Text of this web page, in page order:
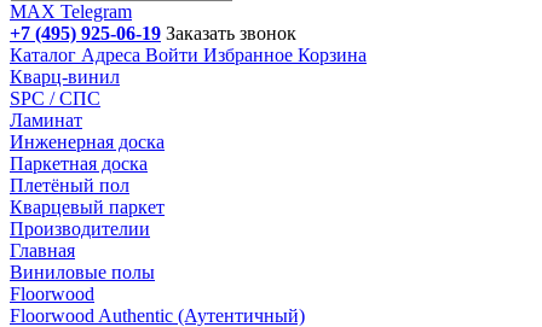
MAX Telegram
+7 (495) 925-06-19 Заказать звонок
Каталог Адреса Войти Избранное Корзина
Кварц-винил
SPC / СПС
Ламинат
Инженерная доска
Паркетная доска
Плетёный пол
Кварцевый паркет
Производителии
Главная
Виниловые полы
Floorwood
Floorwood Authentic (Аутентичный)